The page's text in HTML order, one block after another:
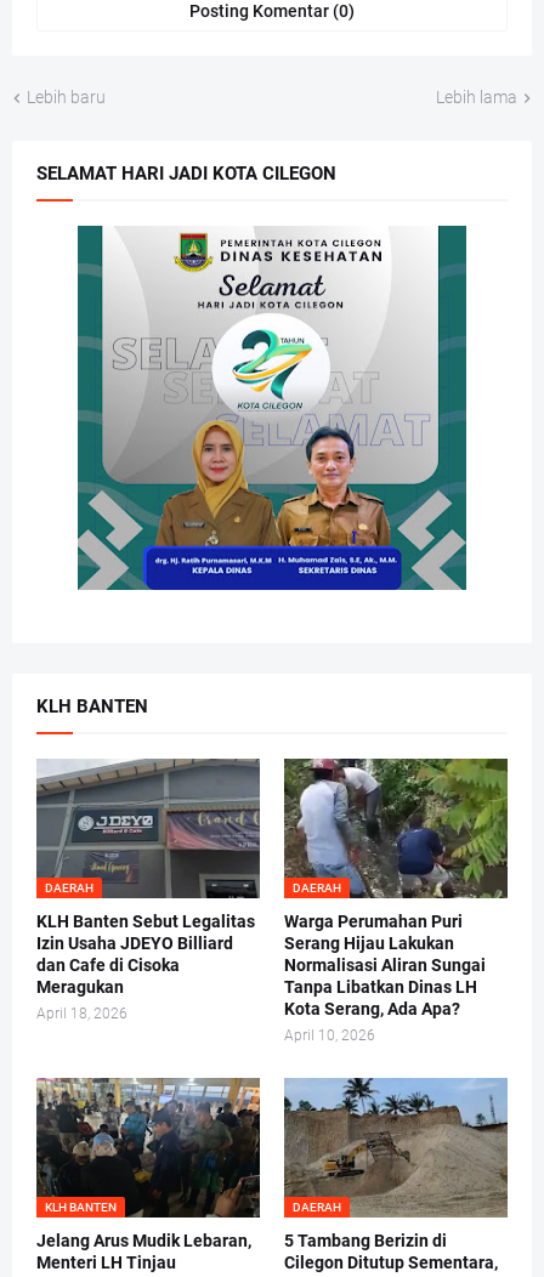
Posting Komentar (0)
Lebih baru Lebih lama
SELAMAT HARI JADI KOTA CILEGON
KLH BANTEN
DAERAH
KLH Banten Sebut Legalitas
Izin Usaha JDEYO Billiard
dan Cafe di Cisoka
Meragukan
April 18, 2026
DAERAH
Warga Perumahan Puri
Serang Hijau Lakukan
Normalisasi Aliran Sungai
Tanpa Libatkan Dinas LH
Kota Serang, Ada Apa?
April 10, 2026
KLH BANTEN
Jelang Arus Mudik Lebaran,
Menteri LH Tinjau
DAERAH
5 Tambang Berizin di
Cilegon Ditutup Sementara,